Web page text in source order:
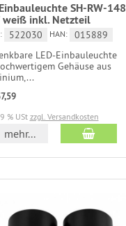
SH-RW-148
weiß inkl. Netzteil
522030 HAN:
015889
LED-Einbauleuchte
Gehäuse aus
% UStzzgl. Versandkosten
mehr...